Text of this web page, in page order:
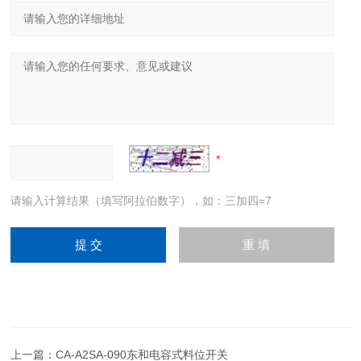
请输入计算结果（填写阿拉伯数字），如：三加四=7
上一篇：CA-A2SA-090东和电容式料位开关